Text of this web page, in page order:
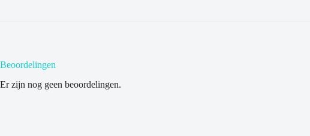
Beoordelingen
Er zijn nog geen beoordelingen.